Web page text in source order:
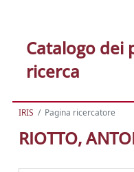
Catalogo dei
ricerca
IRIS Pagina ricercatore
RIOTTO,